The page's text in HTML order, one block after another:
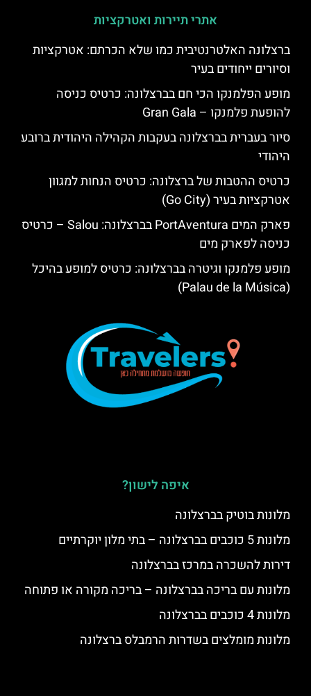
אתרי תיירות ואטרקציות
ברצלונה האלטרנטיבית כמו שלא הכרתם: אטרקציות
וסיורים ייחודים בעיר
מופע הפלמנקו הכי חם בברצלונה: כרטיס כניסה
להופעת פלמנקו – Gran Gala
סיור בעברית בברצלונה בעקבות הקהילה היהודית ברובע
היהודי
כרטיס ההטבות של ברצלונה: כרטיס הנחות למגוון
אטרקציות בעיר (Go City)
פארק המים PortAventura בברצלונה: Salou – כרטיס
כניסה לפארק מים
מופע פלמנקו וגיטרה בברצלונה: כרטיס למופע בהיכל
(Palau de la Música)
איפה לישון?
מלונות בוטיק בברצלונה
מלונות 5 כוכבים בברצלונה – בתי מלון יוקרתיים
דירות להשכרה במרכז בברצלונה
מלונות עם בריכה בברצלונה – בריכה מקורה או פתוחה
מלונות 4 כוכבים בברצלונה
מלונות מומלצים בשדרות הרמבלס ברצלונה